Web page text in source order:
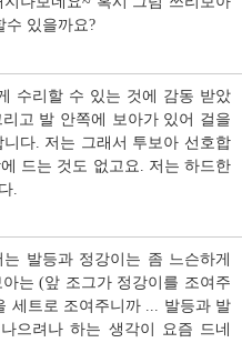
수 있을까요?
수리할 수 있는 것에 감동 받았
고 발 안쪽에 보아가 있어 걸을
다. 저는 그래서 투보아 선호합
드는 것도 없고요. 저는 하드한
.
발등과 정강이는 좀 느슨하게
는 (앞 조그가 정강이를 조여주
세트로 조여주니까 ... 발등과 발
으려나 하는 생각이 요즘 드네